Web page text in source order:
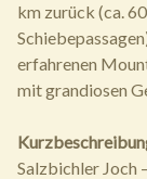
km zurück (ca.
erfahrenen
mit grandiosen
Salzbichler Joch